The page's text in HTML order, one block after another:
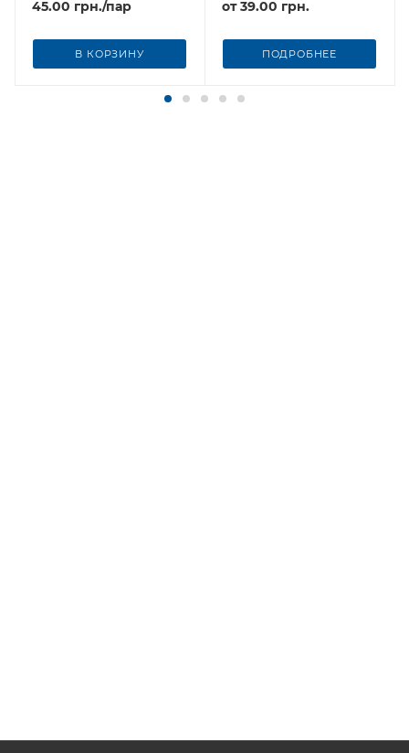
45.00 грн./пар
В КОРЗИНУ
от39.00 грн.
ПОДРОБНЕЕ